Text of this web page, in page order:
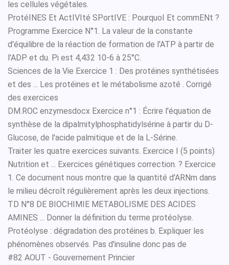
les cellules végétales.
ProtéINES Et ActIVIté SPortIVE : PourquoI Et commENt ?
Programme Exercice N°1. La valeur de la constante
d'équilibre de la réaction de formation de l'ATP à partir de
l'ADP et du. Pi est 4,432 10-6 à 25°C.
Sciences de la Vie Exercice 1 : Des protéines synthétisées
et des ... Les protéines et le métabolisme azoté . Corrigé
des exercices
DM.ROC enzymesdocx Exercice n°1 : Écrire l'équation de
synthèse de la dipalmitylphosphatidylsérine à partir du D-
Glucose, de l'acide palmitique et de la L-Sérine.
Traiter les quatre exercices suivants. Exercice I (5 points)
Nutrition et ... Exercices génétiques correction. ? Exercice
1. Ce document nous montre que la quantité d'ARNm dans
le milieu décroît régulièrement après les deux injections.
TD N°8 DE BIOCHIMIE METABOLISME DES ACIDES
AMINES ... Donner la définition du terme protéolyse.
Protéolyse : dégradation des protéines b. Expliquer les
phénomènes observés. Pas d'insuline donc pas de
#82 AOUT - Gouvernement Princier